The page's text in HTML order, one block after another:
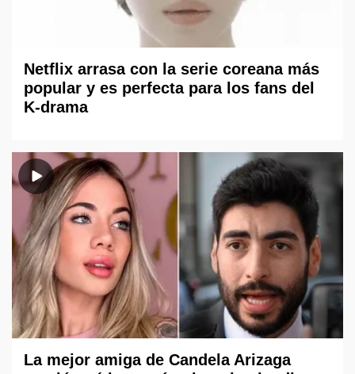
Netflix arrasa con la serie coreana más
popular y es perfecta para los fans del
K-drama
La mejor amiga de Candela Arizaga